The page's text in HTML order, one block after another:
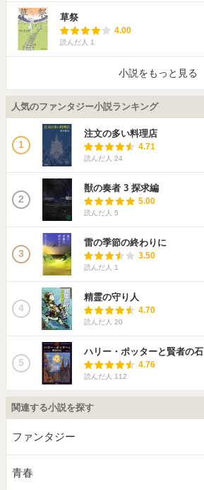
草祭
4.00
読んだ人 1
小説をもっと見る
人気のファンタジー小説ランキング
1
注文の多い料理店
4.71
読んだ人 24
2
獣の奏者 3 探求編
5.00
読んだ人 5
3
雷の季節の終わりに
3.50
読んだ人 1
4
精霊の守り人
4.70
読んだ人 20
5
ハリー・ポッターと賢者の石
4.76
読んだ人 112
関連する小説を探す
ファンタジー
青春